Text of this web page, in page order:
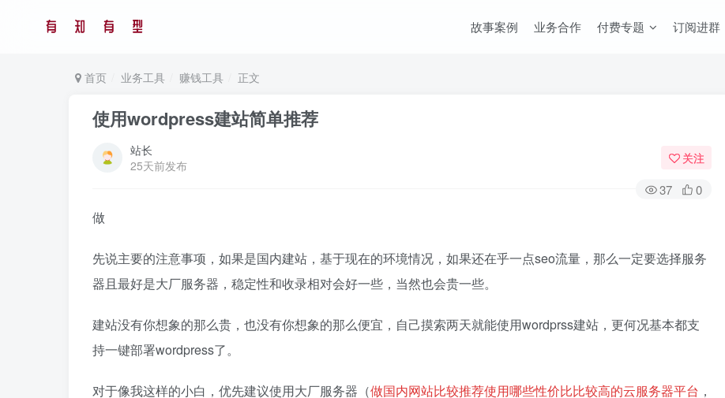
故事案例 业务合作 付费专题 订阅进群
首页 业务工具 赚钱工具 正文
使用wordpress建站简单推荐
站长
25天前发布
关注
37 0
做
先说主要的注意事项，如果是国内建站，基于现在的环境情况，如果还在乎一点seo流量，那么一定要选择服务
器且最好是大厂服务器，稳定性和收录相对会好一些，当然也会贵一些。
建站没有你想象的那么贵，也没有你想象的那么便宜，自己摸索两天就能使用wordprss建站，更何况基本都支
持一键部署wordpress了。
对于像我这样的小白，优先建议使用大厂服务器（做国内网站比较推荐使用哪些性价比比较高的云服务器平台 ，